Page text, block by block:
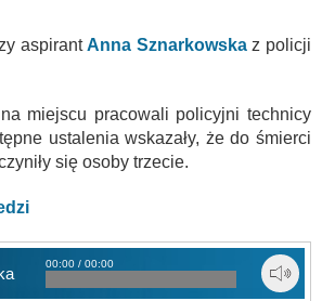
aspirantAnna Sznarkowskaz policji
miejscu pracowali policyjni technicy
ustalenia wskazały, że do śmierci
się osoby trzecie.
00:00 / 00:00